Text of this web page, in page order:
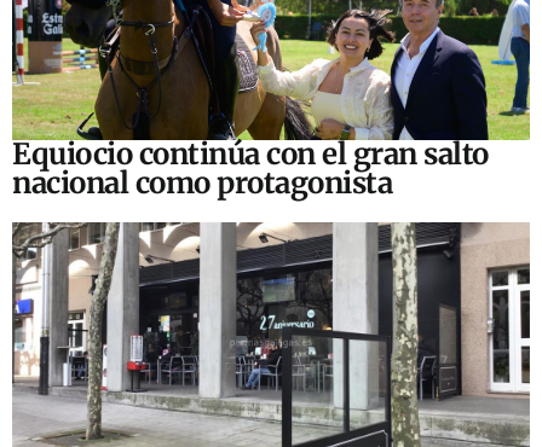
Equiocio continúa con el gran salto
nacional como protagonista